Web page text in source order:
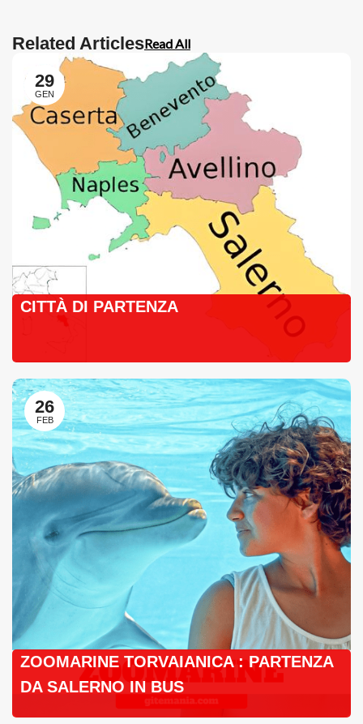
Related ArticlesRead All
29
GEN
CITTÀ DI PARTENZA
26
FEB
ZOOMARINE TORVAIANICA : PARTENZA
DA SALERNO IN BUS